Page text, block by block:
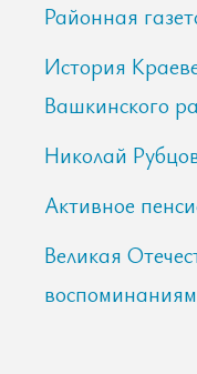
Районная
История
Вашкинского
Николай
Активное
Великая